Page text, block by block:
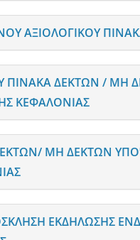
ΑΞΙΟΛΟΓΙΚΟΥ
ΠΙΝΑΚΑ ΔΕΚΤΩΝ / ΜΗ
ΚΕΦΑΛΟΝΙΑΣ
ΜΗ ΔΕΚΤΩΝ
ΕΚΔΗΛΩΣΗΣ